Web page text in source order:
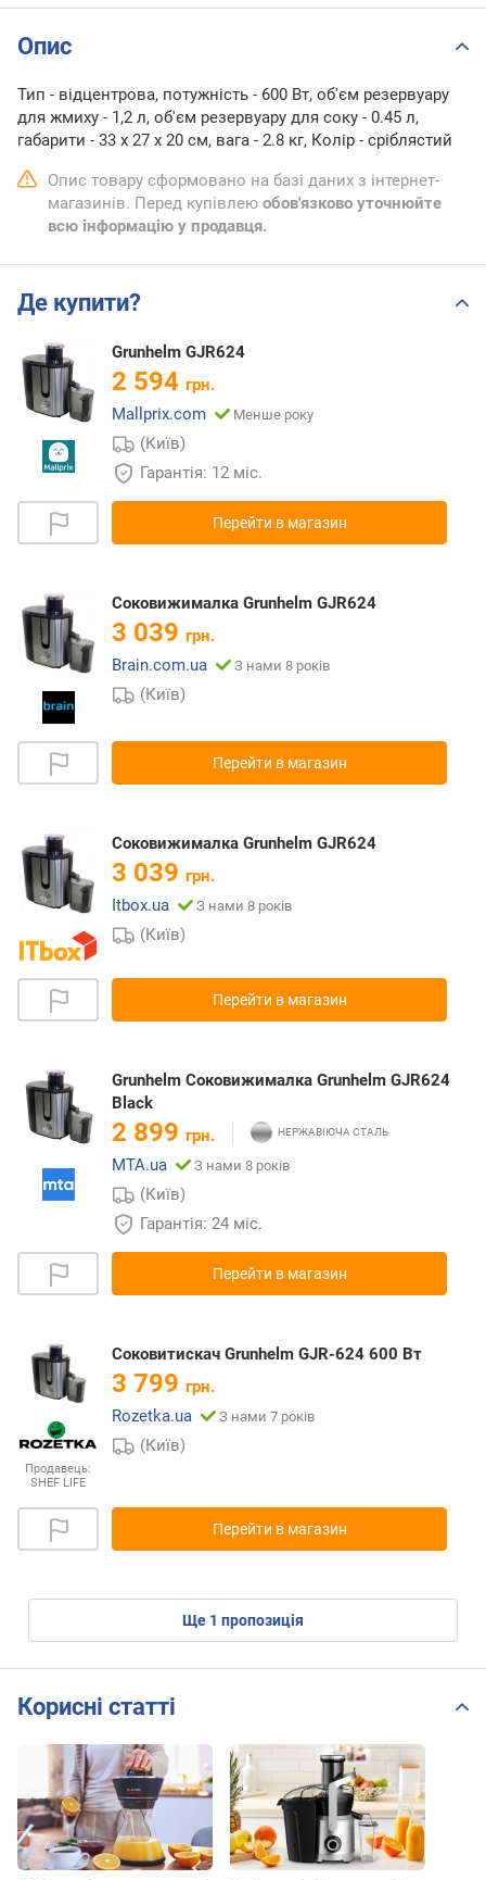
Опис
Тип - відцентрова, потужність - 600 Вт, об'єм резервуару
для жмиху - 1,2 л, об'єм резервуару для соку - 0.45 л,
габарити - 33 х 27 х 20 см, вага - 2.8 кг, Колір - сріблястий
Опис товару сформовано на базі даних з інтернет-
магазинів. Перед купівлею обов'язково уточнюйте
всю інформацію у продавця.
Де купити?
Grunhelm GJR624
2 594 грн.
Mallprix.com
Менше року
(Київ)
Гарантія: 12 міс.
Перейти в магазин
Соковижималка Grunhelm GJR624
3 039 грн.
Brain.com.ua
З нами 8 років
(Київ)
Перейти в магазин
Соковижималка Grunhelm GJR624
3 039 грн.
Itbox.ua
З нами 8 років
(Київ)
Перейти в магазин
Grunhelm Соковижималка Grunhelm GJR624
Black
2 899 грн.
MTA.ua
З нами 8 років
(Київ)
Гарантія: 24 міс.
Перейти в магазин
Продавець:
SHEF LIFE
Соковитискач Grunhelm GJR-624 600 Вт
3 799 грн.
Rozetka.ua
З нами 7 років
(Київ)
Перейти в магазин
ще 1 пропозиція
Корисні статті